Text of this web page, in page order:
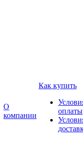
О
компании
Как купить
оплаты